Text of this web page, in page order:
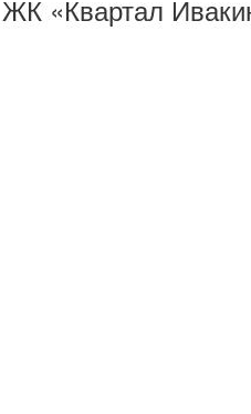
«Квартал